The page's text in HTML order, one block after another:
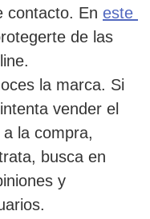
contacto. En este
de las
la marca. Si
vender el
la compra,
busca en
y